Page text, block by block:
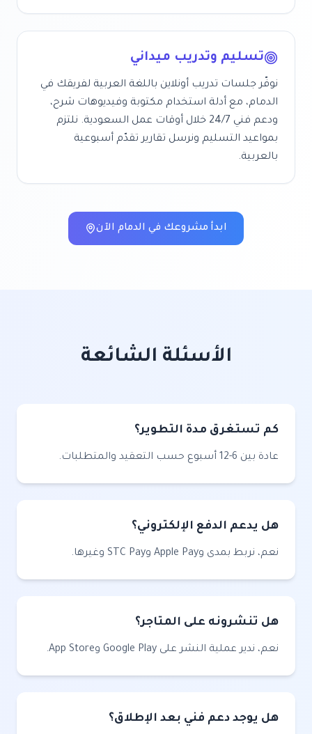
تسليم وتدريب ميداني
نوفّر جلسات تدريب أونلاين باللغة العربية لفريقك في
الدمام، مع أدلة استخدام مكتوبة وفيديوهات شرح،
ودعم فني 24/7 خلال أوقات عمل
السعودية. نلتزم
بمواعيد التسليم ونرسل تقارير تقدّم أسبوعية
بالعربية.
ابدأ مشروعك في الدمام الآن
الأسئلة الشائعة
كم تستغرق مدة التطوير؟
عادة بين 6-12 أسبوع حسب التعقيد والمتطلبات.
هل يدعم الدفع الإلكتروني؟
نعم، نربط بمدى وApple Pay وSTC Pay وغيرها.
هل تنشرونه على المتاجر؟
نعم، ندير عملية النشر على Google Play وApp Store.
هل يوجد دعم فني بعد الإطلاق؟